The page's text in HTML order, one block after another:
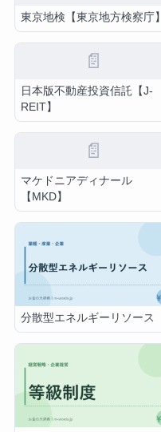
東京地検【東京地方検察庁】
📄
日本版不動産投資信託【J-
REIT】
📄
マケドニアディナール
【MKD】
分散型エネルギーリソース